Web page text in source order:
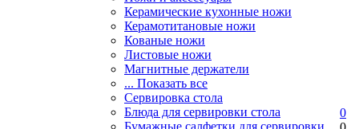
Керамические кухонные ножи
Керамотитановые ножи
Кованые ножи
Листовые ножи
Магнитные держатели
... Показать все
Сервировка стола
Блюда для сервировки стола
Бумажные салфетки для сервировки
0